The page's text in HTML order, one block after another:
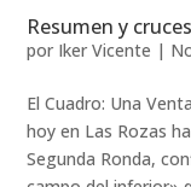
Resumen y
por Iker Vicente |
El Cuadro: Una
hoy en Las Rozas
Segunda Ronda,